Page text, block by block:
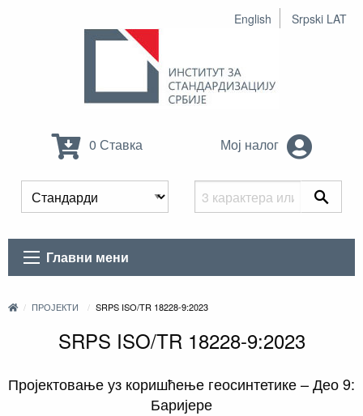
English Srpski LAT
0 Ставка Мој налог
Главни мени
ПРОЈЕКТИ SRPS ISO/TR 18228-9:2023
SRPS ISO/TR 18228-9:2023
Пројектовање уз коришћење геосинтетике – Део 9:
Баријере